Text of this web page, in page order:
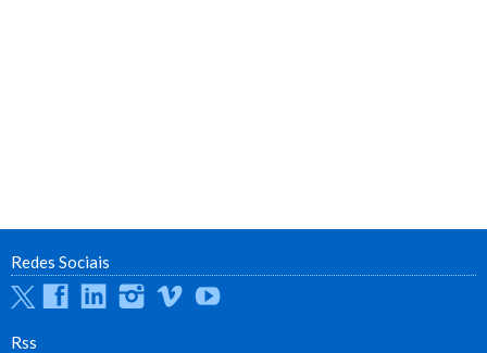
Redes Sociais
TwitterFacebookLinkedinInstagram
Vimeo
Rss